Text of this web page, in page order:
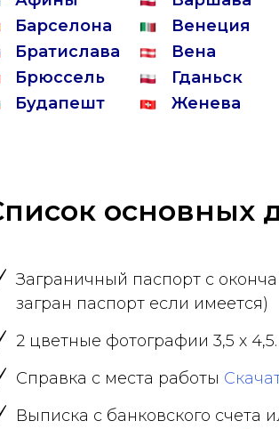
Барселона
Братислава
Брюссель
Будапешт
Венеция
Вена
Гданьск
Женева
основных
Заграничный паспорт с
загран паспорт если имеется)
2 цветные фотографии 3,5 х
Справка с места работы
Выписка с банковского счета